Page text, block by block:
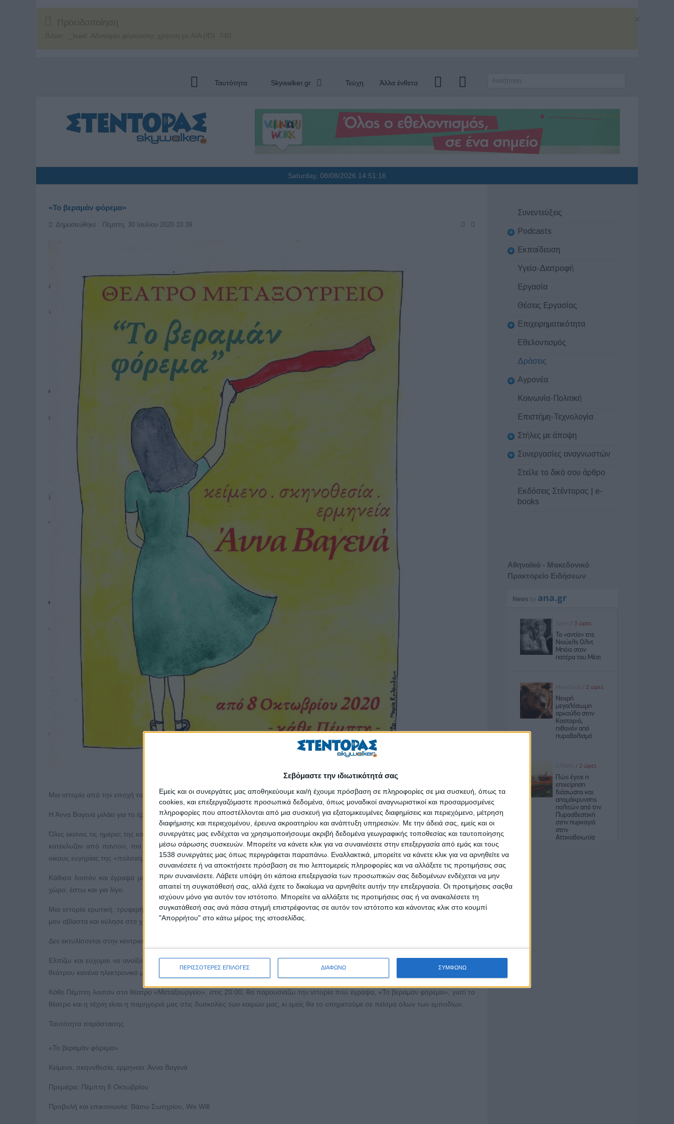
Σεβόμαστε την ιδιωτικότητά σας
Εμείς και οι συνεργάτες μας αποθηκεύουμε και/ή έχουμε πρόσβαση σε πληροφορίες σε μια συσκευή, όπως τα
cookies, και επεξεργαζόμαστε προσωπικά δεδομένα, όπως μοναδικοί αναγνωριστικοί και προσαρμοσμένες
πληροφορίες που αποστέλλονται από μια συσκευή για εξατομικευμένες διαφημίσεις και περιεχόμενο, μέτρηση
διαφήμισης και περιεχομένου, έρευνα ακροατηρίου και ανάπτυξη υπηρεσιών. Με την άδειά σας, εμείς και οι
συνεργάτες μας ενδέχεται να χρησιμοποιήσουμε ακριβή δεδομένα γεωγραφικής τοποθεσίας και ταυτοποίησης
μέσω σάρωσης συσκευών. Μπορείτε να κάνετε κλικ για να συναινέσετε στην επεξεργασία από εμάς και τους
1538 συνεργάτες μας όπως περιγράφεται παραπάνω. Εναλλακτικά, μπορείτε να κάνετε κλικ για να αρνηθείτε να
συναινέσετε ή να αποκτήσετε πρόσβαση σε πιο λεπτομερείς πληροφορίες και να αλλάξετε τις προτιμήσεις σας
πριν συναινέσετε. Λάβετε υπόψη ότι κάποια επεξεργασία των προσωπικών σας δεδομένων ενδέχεται να μην
απαιτεί τη συγκατάθεσή σας, αλλά έχετε το δικαίωμα να αρνηθείτε αυτήν την επεξεργασία. Οι προτιμήσεις σαςθα
ισχύουν μόνο για αυτόν τον ιστότοπο. Μπορείτε να αλλάξετε τις προτιμήσεις σας ή να ανακαλέσετε τη
συγκατάθεσή σας ανά πάσα στιγμή επιστρέφοντας σε αυτόν τον ιστότοπο και κάνοντας κλικ στο κουμπί
"Απορρήτου" στο κάτω μέρος της ιστοσελίδας.
ΠΕΡΙΣΣΟΤΕΡΕΣ ΕΠΙΛΟΓΕΣ ΔΙΑΦΩΝΩ ΣΥΜΦΩΝΩ
Προειδοποίηση
JUser: :_load: Αδυναμία φόρτωσης χρήστη με Α/Α (ID): 740
Ταυτότητα Skywalker.gr Τεύχη Άλλα ένθετα
Saturday, 08/08/2026 14:51:17
«Το βεραμάν φόρεμα»
Δημοσιεύθηκε : Πέμπτη, 30 Ιουλίου 2020 10:39
Μια ιστορία από την εποχή του κορονοϊού σπαρακτικά επίκαιρη.
Η Άννα Βαγενά μιλάει για το έργο:
Όλες εκείνες τις ημέρες της καραντίνας βίωνα κι εγώ όπως όλοι μας τη δύσκολη καθημερινότητα. Ανάμεσα σε όλες τις ειδήσεις που μας
κατέκλυζαν από παντού, πιο πολύ μου έκαναν εντύπωση και με πλήγωναν οι πολυάριθμοι θάνατοι ηλικιωμένων ανθρώπων στους
οίκους ευγηρίας της «πολιτισμένης» και πλούσιας κεντρικής και βόρειας Ευρώπης (Βέλγιο, Γαλλία, Σουηδία κ.λπ.).
Κάθισα λοιπόν και έγραψα μια ιστορία. Μια ιστορία για δυο μοναχικούς ανθρώπους που η μοίρα τούς φέρνει κοντά σε έναν τέτοιο
χώρο, έστω και για λίγο.
Μια ιστορία ερωτική, τρυφερή, με πολύ χιούμορ και συγκίνηση. Μια ιστορία με αρκετά αυτοβιογραφικά στοιχεία, που βγήκε από μέσα
μου αβίαστα και κύλησε στο χαρτί σαν νεράκι.
Δεν εκτυλίσσεται στην κεντρική Ευρώπη, συμβαίνει εδώ, στην αγαπημένη μας Αθήνα, που την πλήγωσε ο κορονοϊός.
Ελπίζω και εύχομαι να ανοίξουν τα θέατρα το φθινόπωρο για να ξανανταμώσουμε με τους θεατές μας, αφού τη ζωντανή επαφή του
θεάτρου κανένα ηλεκτρονικό μέσο δεν μπορεί να υποκαταστήσει.
Κάθε Πέμπτη λοιπόν στο θέατρο «Μεταξουργείο», στις 20:00, θα παρουσιάζω την ιστορία που έγραψα, «Το βεραμάν φόρεμα», γιατί το
θέατρο και η τέχνη είναι η παρηγοριά μας στις δυσκολίες των καιρών μας, κι εμείς θα το υπηρετούμε σε πείσμα όλων των εμποδίων.
Ταυτότητα παράστασης
«Το βεραμάν φόρεμα»
Κείμενο, σκηνοθεσία, ερμηνεία: Άννα Βαγενά
Πρεμιέρα: Πέμπτη 8 Οκτωβρίου
Προβολή και επικοινωνία: Βάσω Σωτηρίου, We Will
Συνεντεύξεις
Podcasts
Εκπαίδευση
Υγεία-Διατροφή
Εργασία
Θέσεις Εργασίας
Επιχειρηματικότητα
Εθελοντισμός
Δράσεις
Αγρονέα
Κοινωνία-Πολιτική
Επιστήμη-Τεχνολογία
Στήλες με άποψη
Συνεργασίες αναγνωστών
Στείλε το δικό σου άρθρο
Εκδόσεις Στέντορας | e-
books
Αθηναϊκό - Μακεδονικό
Πρακτορείο Ειδήσεων